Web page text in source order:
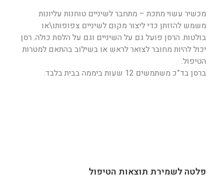
מכשיר עשוי מתכת – מתחבר לשיניים טוחנות עליונות
משמש להזזתן כדי ליצור מקום לשיניים צפופותו\או
בולטות. הרסן פועל גם על השיניים וגם על הלסת כולה. רסן
יכול להיות מחובר לצואר לראש או בשילוב בהתאם למטרות
הטיפול.
ברסן בד”כ משתמשים 12 שעות ביממה בבית בלבד.
פלטה לשמירת תוצאות הטיפול